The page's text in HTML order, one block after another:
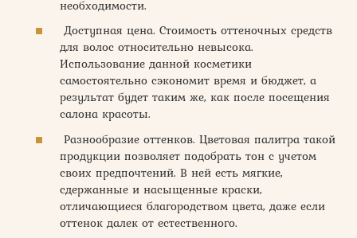
необходимости.
Доступная цена. Стоимость оттеночных средств
для волос относительно невысока.
Использование данной косметики
самостоятельно сэкономит время и бюджет, а
результат будет таким же, как после посещения
салона красоты.
Разнообразие оттенков. Цветовая палитра такой
продукции позволяет подобрать тон с учетом
своих предпочтений. В ней есть мягкие,
сдержанные и насыщенные краски,
отличающиеся благородством цвета, даже если
оттенок далек от естественного.